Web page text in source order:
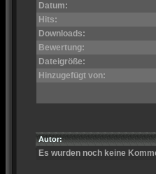
Datum:
Hits:
Downloads:
Bewertung:
Dateigröße:
Hinzugefügt von:
Autor:
Es wurden noch keine